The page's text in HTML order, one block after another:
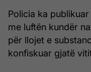
Policia ka
me luftën kundër
për llojet e
konfiskuar gjatë